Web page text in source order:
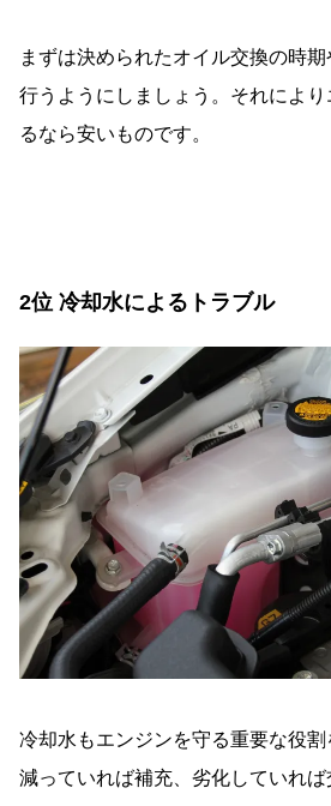
まずは決められたオイル交換の時
行うようにしましょう。それによ
るなら安いものです。
2位 冷却水によるトラブル
冷却水もエンジンを守る重要な役
減っていれば補充、劣化していれば